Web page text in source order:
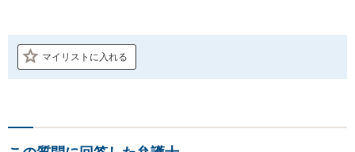
マイリストに入れる